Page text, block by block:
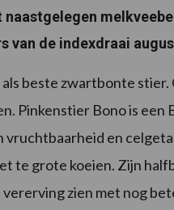
naastgelegen
van de indexdraai
beste zwartbonte
Pinkenstier Bono is een
vruchtbaarheid en
te grote koeien. Zijn
zien met nog